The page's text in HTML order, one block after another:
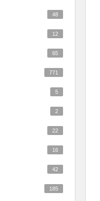
48
12
65
771
5
2
22
16
42
185